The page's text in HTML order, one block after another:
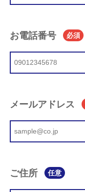
お電話番号 必須
メールアドレス
ご住所 任意